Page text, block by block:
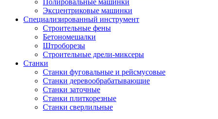
Полировальные машинки
Эксцентриковые машинки
Специализированный инструмент
Строительные фены
Бетономешалки
Штроборезы
Строительные дрели-миксеры
Станки
Станки фуговальные и рейсмусовые
Станки деревообрабатывающие
Станки заточные
Станки плиткорезные
Станки сверлильные